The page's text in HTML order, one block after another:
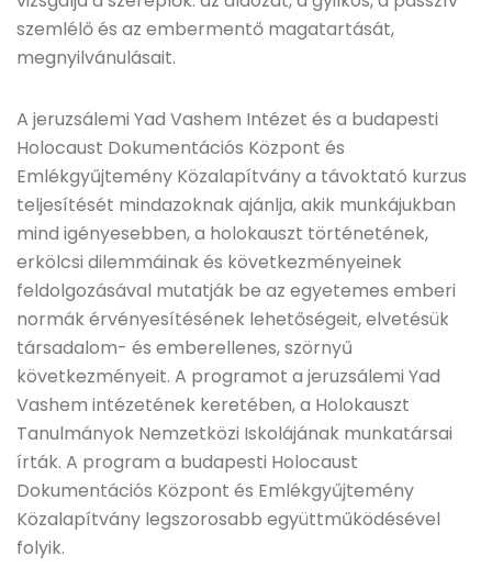
szemlélő és az embermentő magatartását,
megnyilvánulásait.
A jeruzsálemi Yad Vashem Intézet és a budapesti
Holocaust Dokumentációs Központ és
Emlékgyűjtemény Közalapítvány a távoktató kurzus
teljesítését mindazoknak ajánlja, akik munkájukban
mind igényesebben, a holokauszt történetének,
erkölcsi dilemmáinak és következményeinek
feldolgozásával mutatják be az egyetemes emberi
normák érvényesítésének lehetőségeit, elvetésük
társadalom- és emberellenes, szörnyű
következményeit. A programot a jeruzsálemi Yad
Vashem intézetének keretében, a Holokauszt
Tanulmányok Nemzetközi Iskolájának munkatársai
írták. A program a budapesti Holocaust
Dokumentációs Központ és Emlékgyűjtemény
Közalapítvány legszorosabb együttműködésével
folyik.